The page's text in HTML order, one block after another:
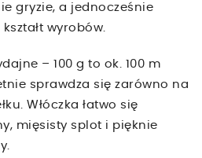
gryzie, a jednocześnie
wyrobów.
– 100 g to ok. 100 m
sprawdza się zarówno na
Włóczka łatwo się
mięsisty splot i pięknie